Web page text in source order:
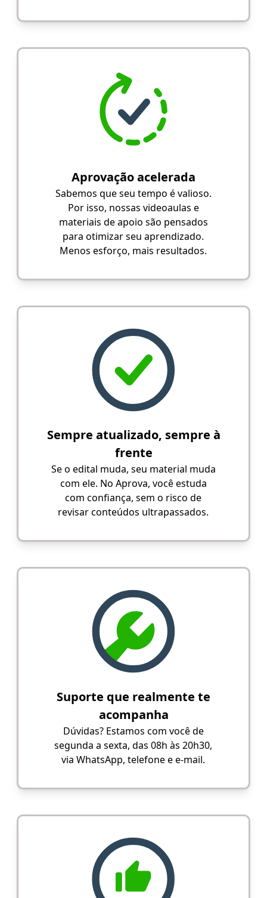
Aprovação acelerada
Sabemos que seu tempo é valioso.
Por isso, nossas videoaulas e
materiais de apoio são pensados
para otimizar seu aprendizado.
Menos esforço, mais resultados.
Sempre atualizado, sempre à
frente
Se o edital muda, seu material muda
com ele. No Aprova, você estuda
com confiança, sem o risco de
revisar conteúdos ultrapassados.
Suporte que realmente te
acompanha
Dúvidas? Estamos com você de
segunda a sexta, das 08h às 20h30,
via WhatsApp, telefone e e-mail.